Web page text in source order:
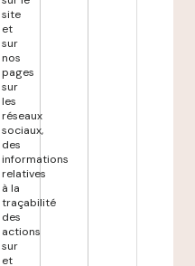
site
et
sur
nos
pages
sur
les
réseaux
sociaux,
des
informations
relatives
à la
traçabilité
des
actions
sur
et